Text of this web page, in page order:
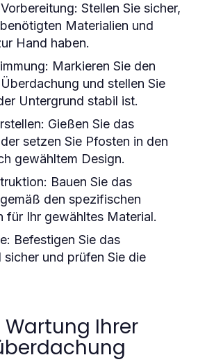
Stellen Sie sicher,
Materialien und
Hand haben.
Markieren Sie den
und stellen Sie
Untergrund stabil ist.
Gießen Sie das
setzen Sie Pfosten in den
gewähltem Design.
Bauen Sie das
den spezifischen
für Ihr gewähltes Material.
Befestigen Sie das
sicher und prüfen Sie die
Wartung Ihrer